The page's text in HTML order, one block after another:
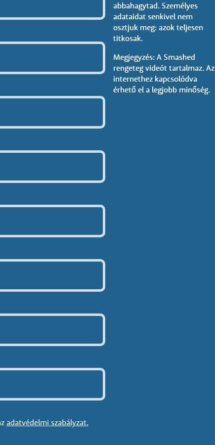
abbahagytad. Személyes
adataidat senkivel nem
osztjuk meg: azok teljesen
titkosak.
Megjegyzés: A Smashed
rengeteg videót tartalmaz. Az
internethez kapcsolódva
érhető el a legjobb minőség.
adatvédelmi szabályzat.
abbahagytad. Személyes
adataidat senkivel nem
osztjuk meg: azok teljesen
titkosak.
Megjegyzés: A Smashed
rengeteg videót tartalmaz. Az
internethez kapcsolódva
érhető el a legjobb minőség.